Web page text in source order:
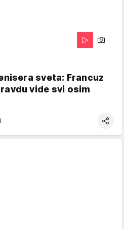
sveta: Francuz
vide svi osim